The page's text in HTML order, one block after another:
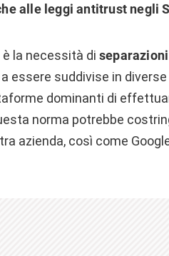
alle leggi antitrust negli
la necessità di
essere suddivise in
dominanti di
norma potrebbe
azienda, così come